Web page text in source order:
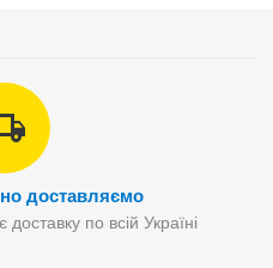
доставляємо
по всій Україні